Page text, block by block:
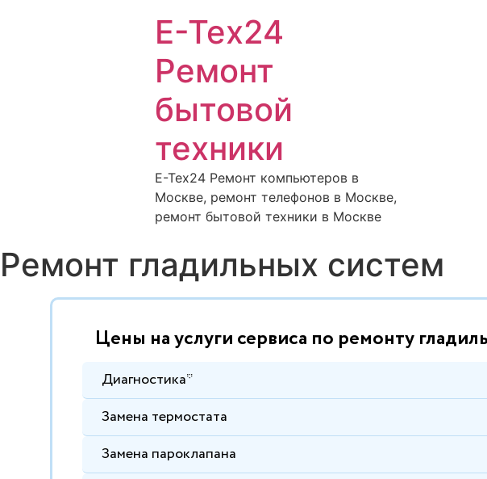
E-Tex24
Ремонт
бытовой
техники
E-Tex24 Ремонт компьютеров в
Москве, ремонт телефонов в Москве,
ремонт бытовой техники в Москве
Ремонт гладильных систем
Цены на услуги сервиса по ремонту
Диагностика*
Замена термостата
Замена пароклапана